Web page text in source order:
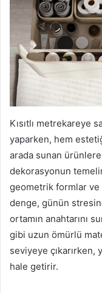
Kısıtlı metrekareye
yaparken, hem
arada sunan
dekorasyonun
geometrik formlar ve
denge, günün
ortamın anahtarını
gibi uzun ömürlü
seviyeye
hale getirir.